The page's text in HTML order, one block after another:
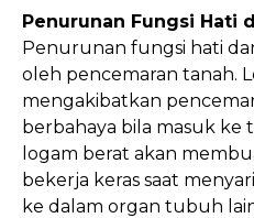
Penurunan Fungsi Hati
Penurunan fungsi hati
oleh pencemaran tanah.
mengakibatkan
berbahaya bila masuk ke
logam berat akan
bekerja keras saat
ke dalam organ tubuh